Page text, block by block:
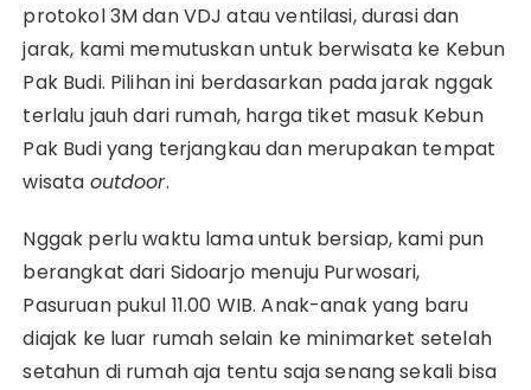
protokol 3M dan VDJ atau ventilasi, durasi dan
jarak, kami memutuskan untuk berwisata ke Kebun
Pak Budi. Pilihan ini berdasarkan pada jarak nggak
terlalu jauh dari rumah, harga tiket masuk Kebun
Pak Budi yang terjangkau dan merupakan tempat
wisata outdoor.
Nggak perlu waktu lama untuk bersiap, kami pun
berangkat dari Sidoarjo menuju Purwosari,
Pasuruan pukul 11.00 WIB. Anak-anak yang baru
diajak ke luar rumah selain ke minimarket setelah
setahun di rumah aja tentu saja senang sekali bisa